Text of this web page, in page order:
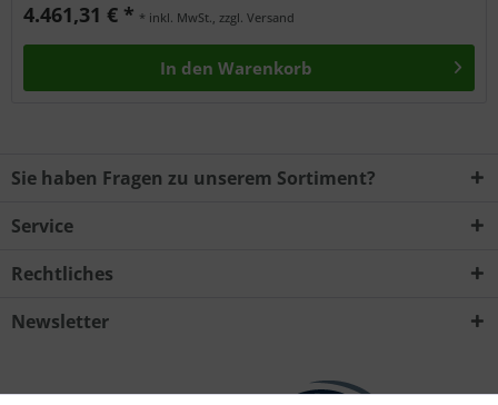
4.461,31 € * * inkl. MwSt., zzgl. Versand
In den Warenkorb
Sie haben Fragen zu unserem Sortiment?
Service
Rechtliches
Newsletter